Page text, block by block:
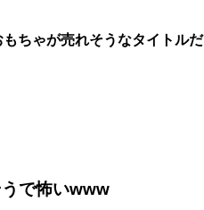
ちゃが売れそうなタイトルだ
で怖いwww